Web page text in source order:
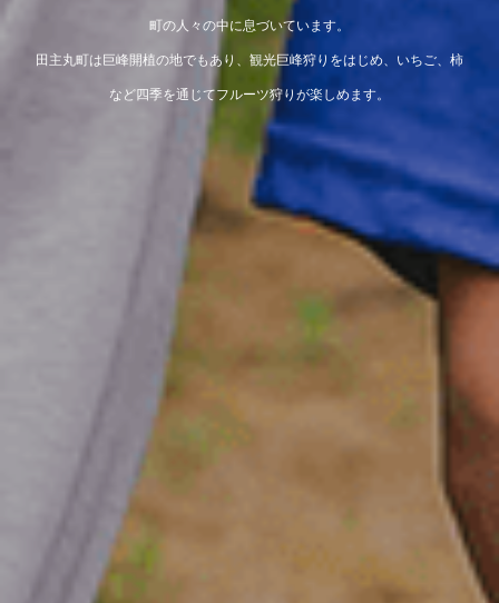
町の人々の中に息づいています。
田主丸町は巨峰開植の地でもあり、観光巨峰狩りをはじめ、いちご、柿
など四季を通じてフルーツ狩りが楽しめます。